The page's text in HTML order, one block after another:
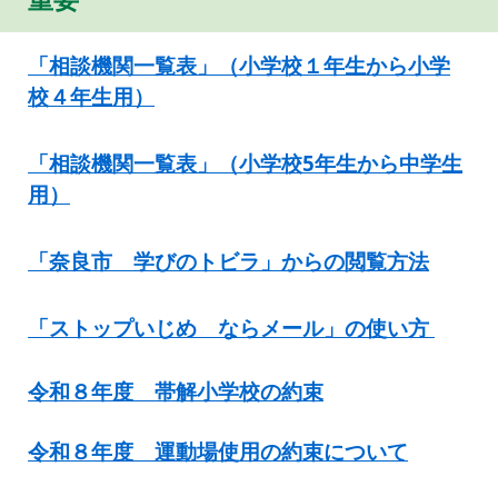
「相談機関一覧表」（小学校 １年生から小学
校４年生用）
「相談機関一覧表」（小学校5年生から中学生
用）
「奈良市 学びのトビラ」からの閲覧方法
「ストップいじめ ならメール」の使い方
令和８年度 帯解小学校の約束
令和 ８年度 運動場使用の約束について